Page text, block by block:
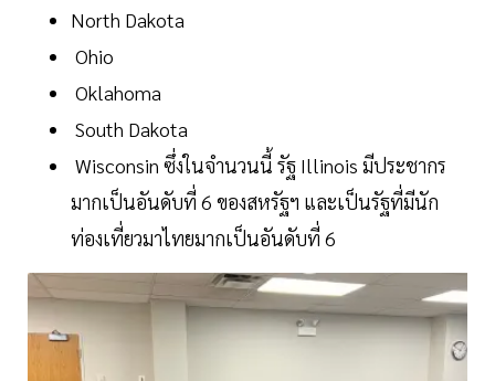
North Dakota
Ohio
Oklahoma
South Dakota
Wisconsin ซึ่งในจำนวนนี้ รัฐ Illinois มีประชากร
มากเป็นอันดับที่ 6 ของสหรัฐฯ และเป็นรัฐที่มีนัก
ท่องเที่ยวมาไทยมากเป็นอันดับที่ 6